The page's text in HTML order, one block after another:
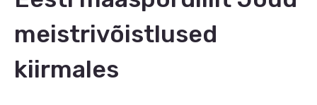
meistrivõistlused
kiirmales